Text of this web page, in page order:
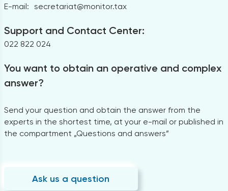
E-mail: secretariat@monitor.tax
Support and Contact Center:
022 822 024
You want to obtain an operative and complex
answer?
Send your question and obtain the answer from the
experts in the shortest time, at your e-mail or published in
the compartment „Questions and answers”
Ask us a question